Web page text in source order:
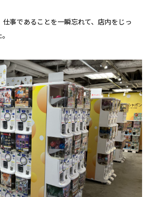
事であることを一瞬忘れて、店内をじっ